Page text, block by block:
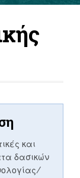
και
δασικών